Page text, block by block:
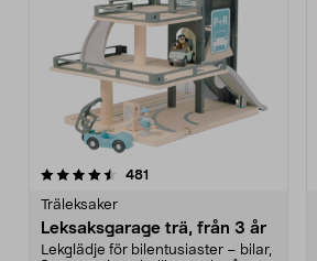
481
Träleksaker
Leksaksgarage trä, från 3 år
Lekglädje för bilentusiaster – bilar,
4.5 av 5 stjärnor